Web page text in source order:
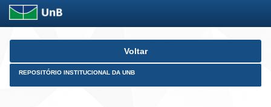
Skip
Voltar
REPOSITÓRIO INSTITUCIONAL DA UNB